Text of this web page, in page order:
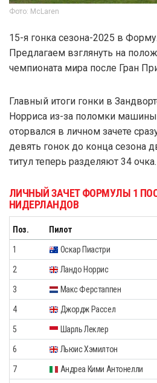
Фото: McLaren
15-я гонка сезона-2025 в
Предлагаем взглянуть на
чемпионата мира после Гран
Главный итоги гонки в
Норриса из-за поломки
оторвался в личном зачете
девять гонок до конца сезона
титул теперь разделяют 34 очка.
ЛИЧНЫЙ ЗАЧЕТ ФОРМУЛЫ 1
НИДЕРЛАНДОВ
Поз. Пилот
1 Оскар Пиастри
2 Ландо Норрис
3 Макс Ферстаппен
4 Джордж Рассел
5 Шарль Леклер
6 Льюис Хэмилтон
7 Андреа Кими Антонелли